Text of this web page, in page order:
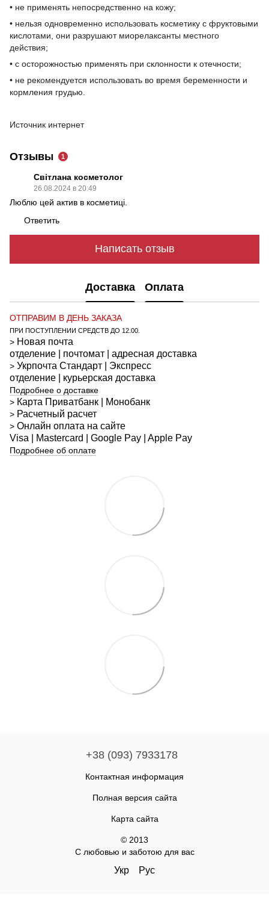
• не применять непосредственно на кожу;
• нельзя одновременно использовать косметику с фруктовыми
кислотами, они разрушают миорелаксанты местного
действия;
• с осторожностью применять при склонности к отечности;
• не рекомендуется использовать во время беременности и
кормления грудью.
Источник интернет
Отзывы 1
Світлана косметолог
26.08.2024 в 20:49
Люблю цей актив в косметиці.
Ответить
Написать отзыв
Доставка Оплата
ОТПРАВИМ В ДЕНЬ ЗАКАЗА
ПРИ ПОСТУПЛЕНИИ СРЕДСТВ ДО 12.00.
> Новая почта
отделение | почтомат | адресная доставка
> Укрпочта Стандарт
| Экспресс
отделение | курьерская доставка
Подробнее о доставке
> Карта Приватбанк | Монобанк
> Расчетный расчет
> Онлайн оплата на сайте
Visa | Mastercard | Google Pay | Apple Pay
Подробнее об оплате
+38 (093) 7933178
Контактная информация
Полная версия сайта
Карта сайта
© 2013
С любовью и заботою для вас
Укр Рус